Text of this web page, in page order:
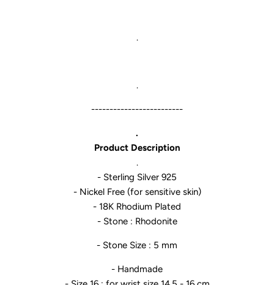
.
.
-------------------------
.
Product Description
.
- Sterling Silver 925
- Nickel Free (for sensitive skin)
- 18K Rhodium Plated
- Stone : Rhodonite
- Stone Size : 5 mm
- Handmade